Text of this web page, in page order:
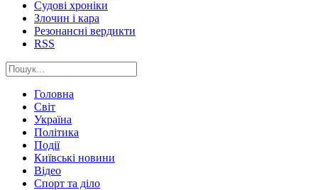
Судові хроніки
Злочин і кара
Резонансні вердикти
RSS
Головна
Світ
Україна
Політика
Події
Київські новини
Відео
Спорт та діло